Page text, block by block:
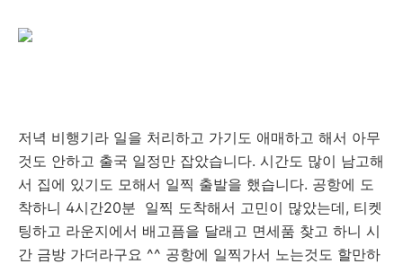
저녁 비행기라 일을 처리하고 가기도 애매하고 해서 아무
것도 안하고 출국 일정만 잡았습니다. 시간도 많이 남고해
서 집에 있기도 모해서 일찍 출발을 했습니다. 공항에 도
착하니 4시간20분 일찍 도착해서 고민이 많았는데, 티켓
팅하고 라운지에서 배고픔을 달래고 면세품 찾고 하니 시
간 금방 가더라구요 ^^ 공항에 일찍가서 노는것도 할만하